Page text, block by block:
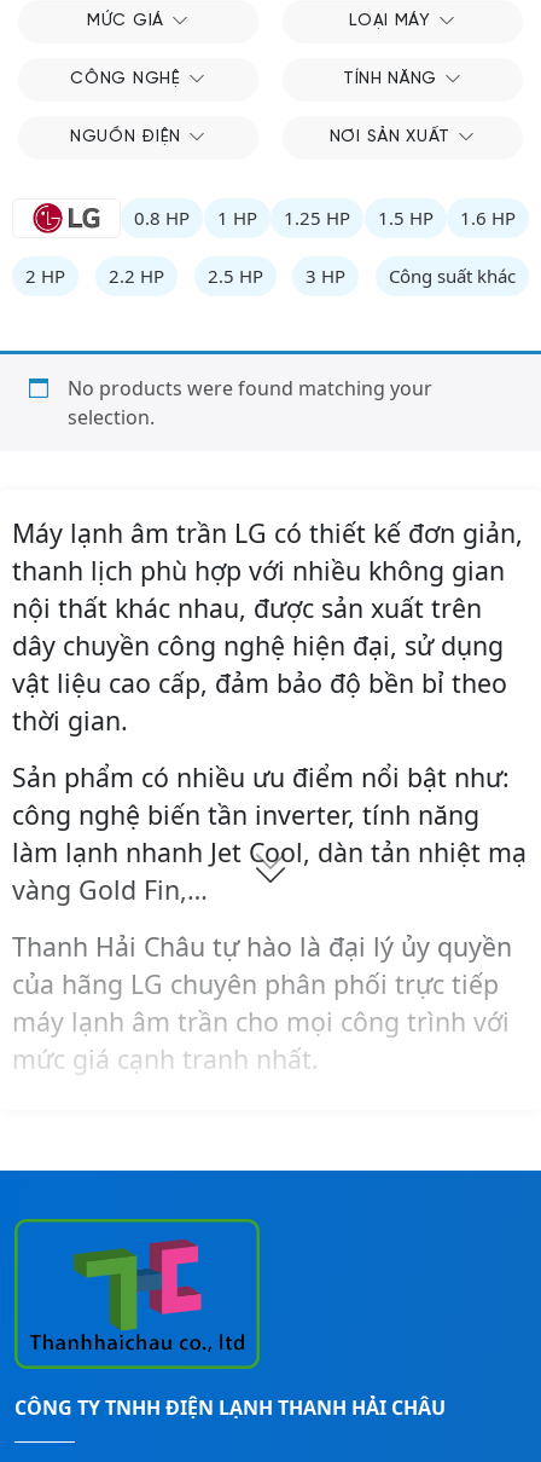
MỨC GIÁ LOẠI MÁY
CÔNG NGHỆ TÍNH NĂNG
NGUỒN ĐIỆN NƠI SẢN XUẤT
0.8 HP 1 HP 1.25 HP 1.5 HP 1.6 HP
2 HP 2.2 HP 2.5 HP 3 HP Công suất khác
No products were found matching your
selection.
Máy lạnh âm trần LG có thiết kế đơn giản,
thanh lịch phù hợp với nhiều không gian
nội thất khác nhau, được sản xuất trên
dây chuyền công nghệ hiện đại, sử dụng
vật liệu cao cấp, đảm bảo độ bền bỉ theo
thời gian.
Sản phẩm có nhiều ưu điểm nổi bật như:
công nghệ biến tần inverter, tính năng
làm lạnh nhanh Jet Cool, dàn tản nhiệt mạ
vàng Gold Fin,…
Thanh Hải Châu tự hào là đại lý ủy quyền
của hãng LG chuyên phân phối trực tiếp
máy lạnh âm trần cho mọi công trình với
mức giá cạnh tranh nhất.
0911260247để có thông tin nhanh nhất!
CÔNG TY TNHH ĐIỆN LẠNH THANH HẢI CHÂU